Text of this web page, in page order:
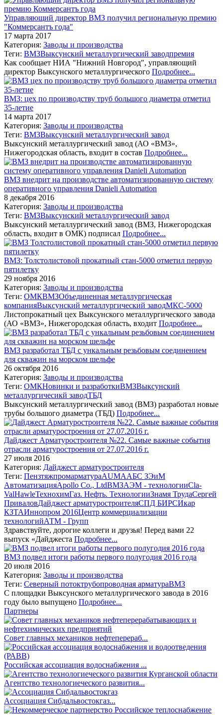
Управляющий директор ВМЗ получил региональную премию
"Коммерсантъ года"
17 марта 2017
Категория: Заводы и производства
Теги: ВМЗВыксунский металлургический заводпремия
Как сообщает НИА "Нижний Новгород", управляющий
директор Выксунского металлургического Подробнее...
ВМЗ: цех по производству труб большого диаметра отметил
35-летие
14 марта 2017
Категория: Заводы и производства
Теги: ВМЗВыксунский металлургический завод
Выксунский металлургический завод (АО «ВМЗ»,
Нижегородская область, входит в состав Подробнее...
ВМЗ внедрит на производстве автоматизированную систему
оперативного управления Danieli Automation
8 декабря 2016
Категория: Заводы и производства
Теги: ВМЗВыксунский металлургический завод
Выксунский металлургический завод (ВМЗ, Нижегородская
область, входит в ОМК) подписал Подробнее...
ВМЗ: Толстолистовой прокатный стан-5000 отметил первую
пятилетку
29 ноября 2016
Категория: Заводы и производства
Теги: ОМКВМЗОбъединенная металлургическая
компанияВыксунский металлургический заводМКС-5000
Листопрокатный цех Выксунского металлургического завода
(АО «ВМЗ», Нижегородская область, входит Подробнее...
ВМЗ разработал ТБД с ункальным резьбовым соединением
для скважин на морском шельфе
26 октября 2016
Категория: Заводы и производства
Теги: ОМКНовинки и разработкиВМЗВыксунский
металлургичесикй заводТБД
Выксунский металлургический завод (ВМЗ) разработал новые
трубы большого диаметра (ТБД) Подробнее...
Дайджест Арматуростроителя №22. Самые важные события
отрасли арматуростроения от 27.07.2016 г.
27 июля 2016
Категория: Дайджест арматуростроителя
Теги: ПензтяжпромарматураAUMAАБС ЗЭиМ
АвтоматизацияApollo Co., LtdВМЗАЭМ - технологииCla-
ValHawleТехнохимГаз. Нефть. ТехнологииЗнамя ТрудаСергей
ПриваловДайджест арматуростроителяСПД БИРСИкар
КЗТАИннопром 2016Центр коммерциализации
технологийАТМ - Групп
Здравствуйте, дорогие коллеги и друзья! Перед вами 22
выпуск «Дайджеста Подробнее...
ВМЗ подвел итоги работы первого полугодия 2016 года
20 июля 2016
Категория: Заводы и производства
Теги: Северный потоктрубопроводная арматураВМЗ
С площадки Выксунского металлургического завода в 2016
году было выпущено Подробнее...
Партнеры
Совет главных механиков нефтеперераб...
Российская ассоциация водоснабжения ...
Агентство технологиеческого развития...
Ассоциация Сибдальвостокгаз...